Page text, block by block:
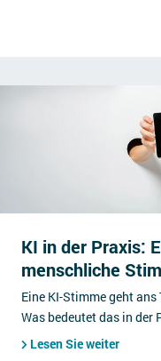
KI in der Praxis:
menschliche
Eine KI-Stimme geht
Was bedeutet das in der
Lesen Sie weiter